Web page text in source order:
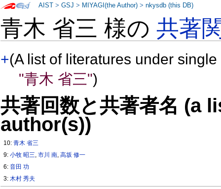
青木 省三 様の共著
+(A list of literatures under
"青木 省三")
共著回数と共著者名 (a
author(s))
10:青木 省三
9:小牧 昭三,市川 南,高坂 修一
6:音田 功
3:木村 秀夫
AIST >GSJ > MIYAGI(the Author) >nkysdb (this DB)